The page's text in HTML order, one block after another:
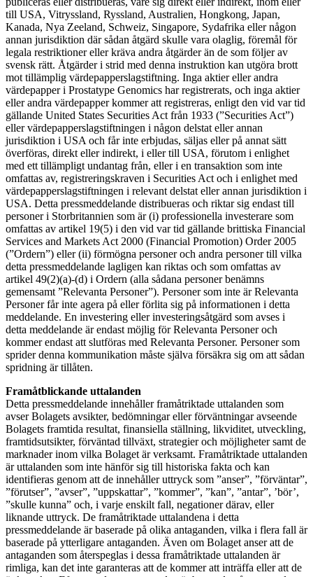
till USA, Vitryssland, Ryssland, Australien, Hongkong, Japan,
Kanada, Nya Zeeland, Schweiz, Singapore, Sydafrika eller någon
annan jurisdiktion där sådan åtgärd skulle vara olaglig, föremål för
legala restriktioner eller kräva andra åtgärder än de som följer av
svensk rätt. Åtgärder i strid med denna instruktion kan utgöra brott
mot tillämplig värdepapperslagstiftning. Inga aktier eller andra
värdepapper i Prostatype Genomics har registrerats, och inga aktier
eller andra värdepapper kommer att registreras, enligt den vid var tid
gällande United States Securities Act från 1933 (”Securities Act”)
eller värdepapperslagstiftningen i någon delstat eller annan
jurisdiktion i USA och får inte erbjudas, säljas eller på annat sätt
överföras, direkt eller indirekt, i eller till USA, förutom i enlighet
med ett tillämpligt undantag från, eller i en transaktion som inte
omfattas av, registreringskraven i Securities Act och i enlighet med
värdepapperslagstiftningen i relevant delstat eller annan jurisdiktion i
USA. Detta pressmeddelande distribueras och riktar sig endast till
personer i Storbritannien som är (i) professionella investerare som
omfattas av artikel 19(5) i den vid var tid gällande brittiska Financial
Services and Markets Act 2000 (Financial Promotion) Order 2005
(”Ordern”) eller (ii) förmögna personer och andra personer till vilka
detta pressmeddelande lagligen kan riktas och som omfattas av
artikel 49(2)(a)-(d) i Ordern (alla sådana personer benämns
gemensamt ”Relevanta Personer”). Personer som inte är Relevanta
Personer får inte agera på eller förlita sig på informationen i detta
meddelande. En investering eller investeringsåtgärd som avses i
detta meddelande är endast möjlig för Relevanta Personer och
kommer endast att slutföras med Relevanta Personer. Personer som
sprider denna kommunikation måste själva försäkra sig om att sådan
spridning är tillåten.
Framåtblickande uttalanden
Detta pressmeddelande innehåller framåtriktade uttalanden som
avser Bolagets avsikter, bedömningar eller förväntningar avseende
Bolagets framtida resultat, finansiella ställning, likviditet, utveckling,
framtidsutsikter, förväntad tillväxt, strategier och möjligheter samt de
marknader inom vilka Bolaget är verksamt. Framåtriktade uttalanden
är uttalanden som inte hänför sig till historiska fakta och kan
identifieras genom att de innehåller uttryck som ”anser”, ”förväntar”,
”förutser”, ”avser”, ”uppskattar”, ”kommer”, ”kan”, ”antar”, ’bör’,
”skulle kunna” och, i varje enskilt fall, negationer därav, eller
liknande uttryck. De framåtriktade uttalandena i detta
pressmeddelande är baserade på olika antaganden, vilka i flera fall är
baserade på ytterligare antaganden. Även om Bolaget anser att de
antaganden som återspeglas i dessa framåtriktade uttalanden är
rimliga, kan det inte garanteras att de kommer att inträffa eller att de